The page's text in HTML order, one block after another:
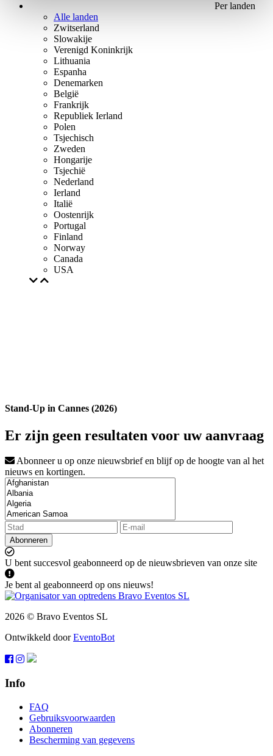
Per landen
Alle landen
Zwitserland
Slowakije
Verenigd Koninkrijk
Lithuania
Espanha
Denemarken
België
Frankrijk
Republiek Ierland
Polen
Tsjechisch
Zweden
Hongarije
Tsjechië
Nederland
Ierland
Italië
Oostenrijk
Portugal
Finland
Norway
Canada
USA
Stand-Up in Cannes (2026)
Er zijn geen resultaten voor uw aanvraag
Abonneer u op onze nieuwsbrief en blijf op de hoogte van al het
nieuws en kortingen.
Abonneren
U bent succesvol geabonneerd op de nieuwsbrieven van onze site
Je bent al geabonneerd op ons nieuws!
2026 © Bravo Eventos SL
Ontwikkeld doorEventoBot
Info
FAQ
Gebruiksvoorwaarden
Abonneren
Bescherming van gegevens